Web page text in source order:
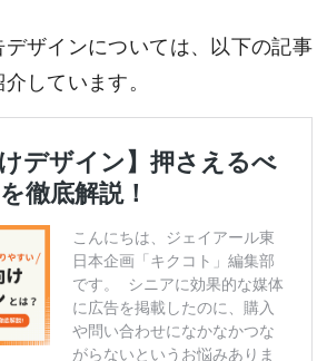
デザインについては、以下の記事
しています。